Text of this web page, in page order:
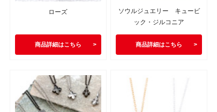
ローズ
商品詳細はこちら
ソウルジュエリー キュービ
ック・ジルコニア
商品詳細はこちら